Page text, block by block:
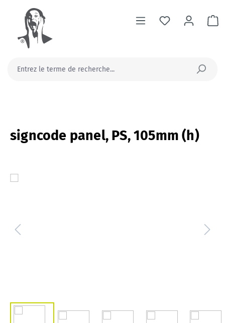
principal
signcode panel, PS, 105mm (h)